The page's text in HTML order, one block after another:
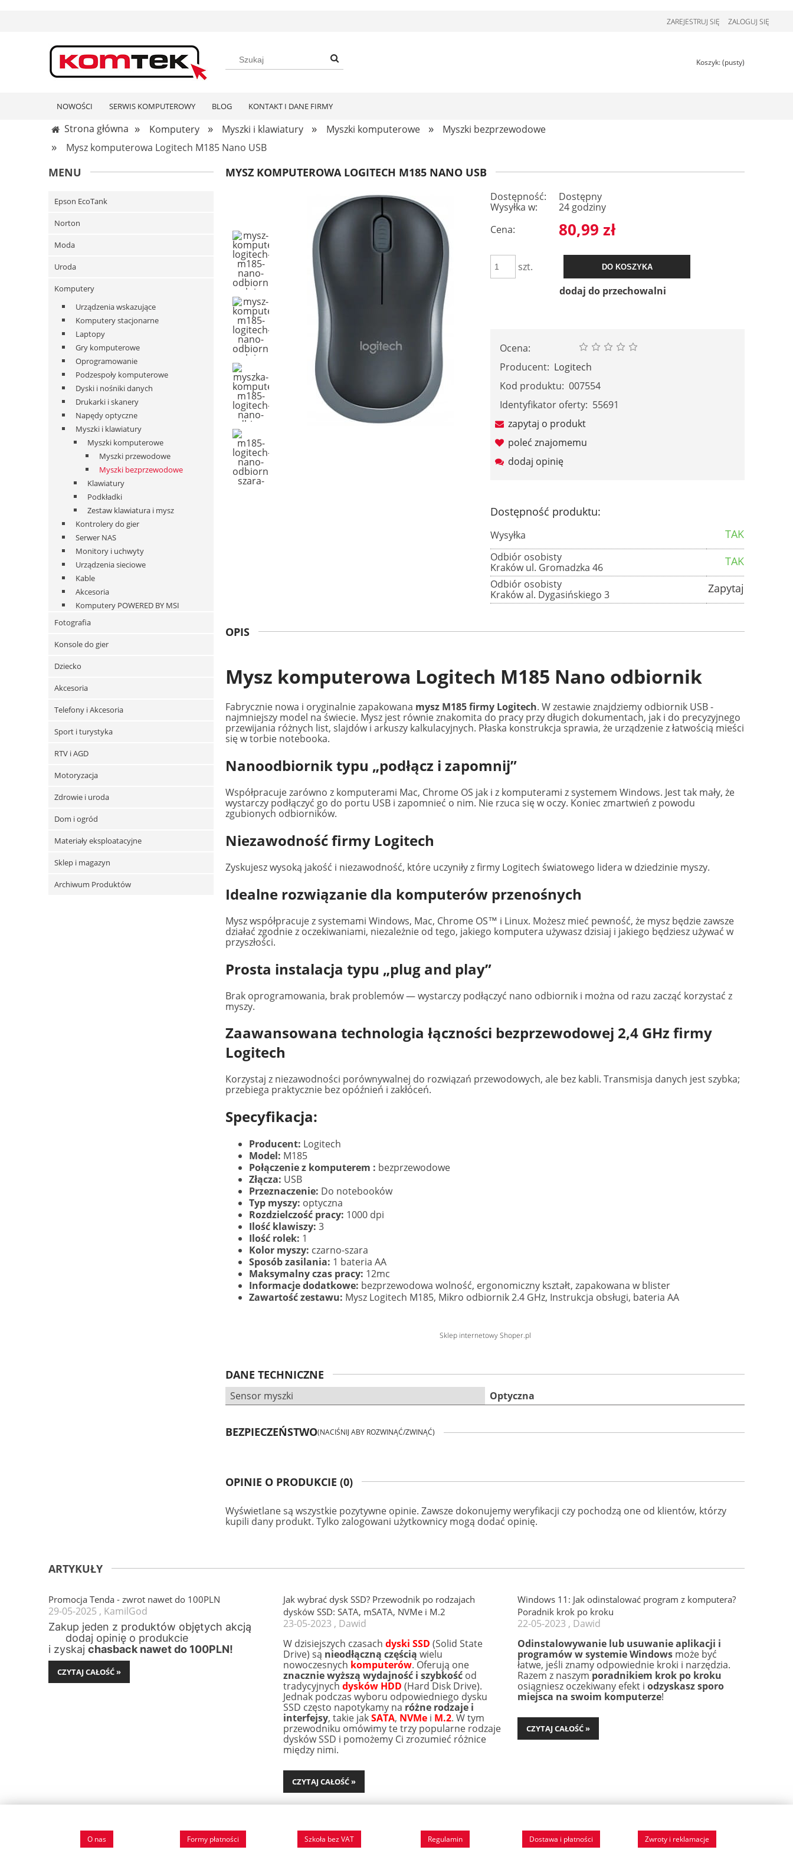
ZAREJESTRUJ SIĘ ZALOGUJ SIĘ
Koszyk:(pusty)
NOWOŚCI SERWIS KOMPUTEROWY BLOG KONTAKT I DANE FIRMY
Strona główna » Komputery » Myszki i klawiatury » Myszki komputerowe » Myszki bezprzewodowe
» Mysz komputerowa Logitech M185 Nano USB
MENU
Epson EcoTank
Norton
Moda
Uroda
Komputery
Urządzenia wskazujące
Komputery stacjonarne
Laptopy
Gry komputerowe
Oprogramowanie
Podzespoły komputerowe
Dyski i nośniki danych
Drukarki i skanery
Napędy optyczne
Myszki i klawiatury
Myszki komputerowe
Myszki przewodowe
Myszki bezprzewodowe
Klawiatury
Podkładki
Zestaw klawiatura i mysz
Kontrolery do gier
Serwer NAS
Monitory i uchwyty
Urządzenia sieciowe
Kable
Akcesoria
Komputery POWERED BY MSI
Fotografia
Konsole do gier
Dziecko
Akcesoria
Telefony i Akcesoria
Sport i turystyka
RTV i AGD
Motoryzacja
Zdrowie i uroda
Dom i ogród
Materiały eksploatacyjne
Sklep i magazyn
Archiwum Produktów
MYSZ KOMPUTEROWA LOGITECH M185 NANO USB
Dostępność:
Dostępny
Wysyłka w:
24 godziny
Cena:
80,99 zł
szt. DO KOSZYKA
dodaj do przechowalni
Ocena:
Producent: Logitech
Kod produktu: 007554
Identyfikator oferty: 55691
zapytaj o produkt
poleć znajomemu
dodaj opinię
Dostępność produktu:
Wysyłka TAK
Odbiór osobisty
Kraków ul. Gromadzka 46
TAK
Odbiór osobisty
Kraków al. Dygasińskiego 3
Zapytaj
OPIS
Mysz komputerowa Logitech M185 Nano odbiornik
Fabrycznie nowa i oryginalnie zapakowana mysz M185 firmy Logitech. W zestawie znajdziemy odbiornik USB -
najmniejszy model na świecie. Mysz jest równie znakomita do pracy przy długich dokumentach, jak i do precyzyjnego
przewijania różnych list, slajdów i arkuszy kalkulacyjnych. Płaska konstrukcja sprawia, że urządzenie z łatwością mieści
się w torbie notebooka.
Nanoodbiornik typu „podłącz i zapomnij”
Współpracuje zarówno z komputerami Mac, Chrome OS jak i z komputerami z systemem Windows. Jest tak mały, że
wystarczy podłączyć go do portu USB i zapomnieć o nim. Nie rzuca się w oczy. Koniec zmartwień z powodu
zgubionych odbiorników.
Niezawodność firmy Logitech
Zyskujesz wysoką jakość i niezawodność, które uczyniły z firmy Logitech światowego lidera w dziedzinie myszy.
Idealne rozwiązanie dla komputerów przenośnych
Mysz współpracuje z systemami Windows, Mac, Chrome OS™ i Linux. Możesz mieć pewność, że mysz będzie zawsze
działać zgodnie z oczekiwaniami, niezależnie od tego, jakiego komputera używasz dzisiaj i jakiego będziesz używać w
przyszłości.
Prosta instalacja typu „plug and play”
Brak oprogramowania, brak problemów — wystarczy podłączyć nano odbiornik i można od razu zacząć korzystać z
myszy.
Zaawansowana technologia łączności bezprzewodowej 2,4 GHz firmy
Logitech
Korzystaj z niezawodności porównywalnej do rozwiązań przewodowych, ale bez kabli. Transmisja danych jest szybka;
przebiega praktycznie bez opóźnień i zakłóceń.
Specyfikacja:
Producent: Logitech
Model: M185
Połączenie z komputerem : bezprzewodowe
Złącza: USB
Przeznaczenie: Do notebooków
Typ myszy: optyczna
Rozdzielczość pracy: 1000 dpi
Ilość klawiszy: 3
Ilość rolek: 1
Kolor myszy: czarno-szara
Sposób zasilania: 1 bateria AA
Maksymalny czas pracy: 12mc
Informacje dodatkowe: bezprzewodowa wolność, ergonomiczny kształt, zapakowana w blister
Zawartość zestawu: Mysz Logitech M185, Mikro odbiornik 2.4 GHz, Instrukcja obsługi, bateria AA
Sklep internetowy Shoper.pl
DANE TECHNICZNE
Sensor myszki Optyczna
BEZPIECZEŃSTWO(NACIŚNIJ ABY ROZWINĄĆ/ZWINĄĆ)
OPINIE O PRODUKCIE (0)
Wyświetlane są wszystkie pozytywne opinie. Zawsze dokonujemy weryfikacji czy pochodzą one od klientów, którzy
kupili dany produkt. Tylko zalogowani użytkownicy mogą dodać opinię.
ARTYKUŁY
Promocja Tenda - zwrot nawet do 100PLN
29-05-2025 , KamilGod
Zakup jeden z produktów objętych akcją
dodaj opinię o produkcie
i zyskaj chasback nawet do 100PLN!
CZYTAJ CAŁOŚĆ »
Jak wybrać dysk SSD? Przewodnik po rodzajach
dysków SSD: SATA, mSATA, NVMe i M.2
23-05-2023 , Dawid
W dzisiejszych czasach dyski SSD (Solid State
Drive) są nieodłączną częścią wielu
nowoczesnych komputerów. Oferują one
znacznie wyższą wydajność i szybkośćod
tradycyjnych dysków HDD (Hard Disk Drive).
Jednak podczas wyboru odpowiedniego dysku
SSD często napotykamy na różne rodzaje i
interfejsy, takie jakSATA, NVMe i M.2. W tym
przewodniku omówimy te trzy popularne rodzaje
dysków SSD i pomożemy Ci zrozumieć różnice
między nimi.
CZYTAJ CAŁOŚĆ »
Windows 11: Jak odinstalować program z komputera?
Poradnik krok po kroku
22-05-2023 , Dawid
Odinstalowywanie lub usuwanie aplikacji i
programów w systemie Windows może być
łatwe, jeśli znamy odpowiednie kroki i narzędzia.
Razem z naszym poradnikiem krok po kroku
osiągniesz oczekiwany efekt iodzyskasz sporo
miejsca na swoim komputerze!
CZYTAJ CAŁOŚĆ »
O nas Formy płatności Szkoła bez VAT Regulamin Dostawa i płatności Zwroty i reklamacje